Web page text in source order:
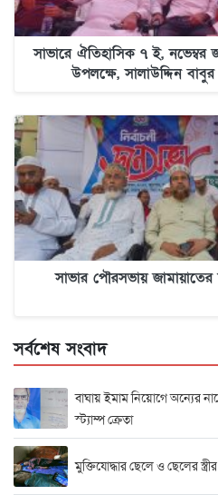
সাভারে ঐতিহাসিক ৭ ই, নভেম্বর
উপলক্ষে, সালাউদ্দিন
সাভার পৌরসভায় জামায়াতের
সর্বশেষ সংবাদ
বাঘায় ইমাম নিয়োগে অন্যের
স্ট্যাম্প ক্রেতা
মুক্তিযোদ্ধার ছেলে ও ছেলের